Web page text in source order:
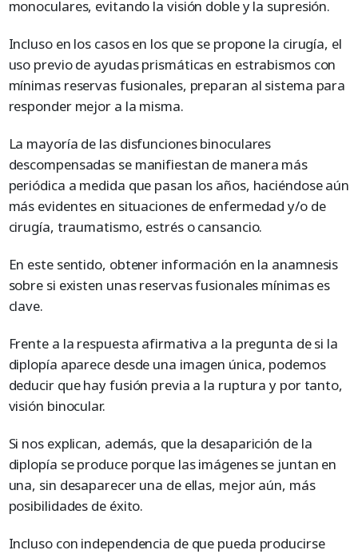
monoculares, evitando la visión doble y la supresión.
Incluso en los casos en los que se propone la cirugía, el
uso previo de ayudas prismáticas en estrabismos con
mínimas reservas fusionales, preparan al sistema para
responder mejor a la misma.
La mayoría de las disfunciones binoculares
descompensadas se manifiestan de manera más
periódica a medida que pasan los años, haciéndose aún
más evidentes en situaciones de enfermedad y/o de
cirugía, traumatismo, estrés o cansancio.
En este sentido, obtener información en la anamnesis
sobre si existen unas reservas fusionales mínimas es
clave.
Frente a la respuesta afirmativa a la pregunta de si la
diplopía aparece desde una imagen única, podemos
deducir que hay fusión previa a la ruptura y por tanto,
visión binocular.
Si nos explican, además, que la desaparición de la
diplopía se produce porque las imágenes se juntan en
una, sin desaparecer una de ellas, mejor aún, más
posibilidades de éxito.
Incluso con independencia de que pueda producirse